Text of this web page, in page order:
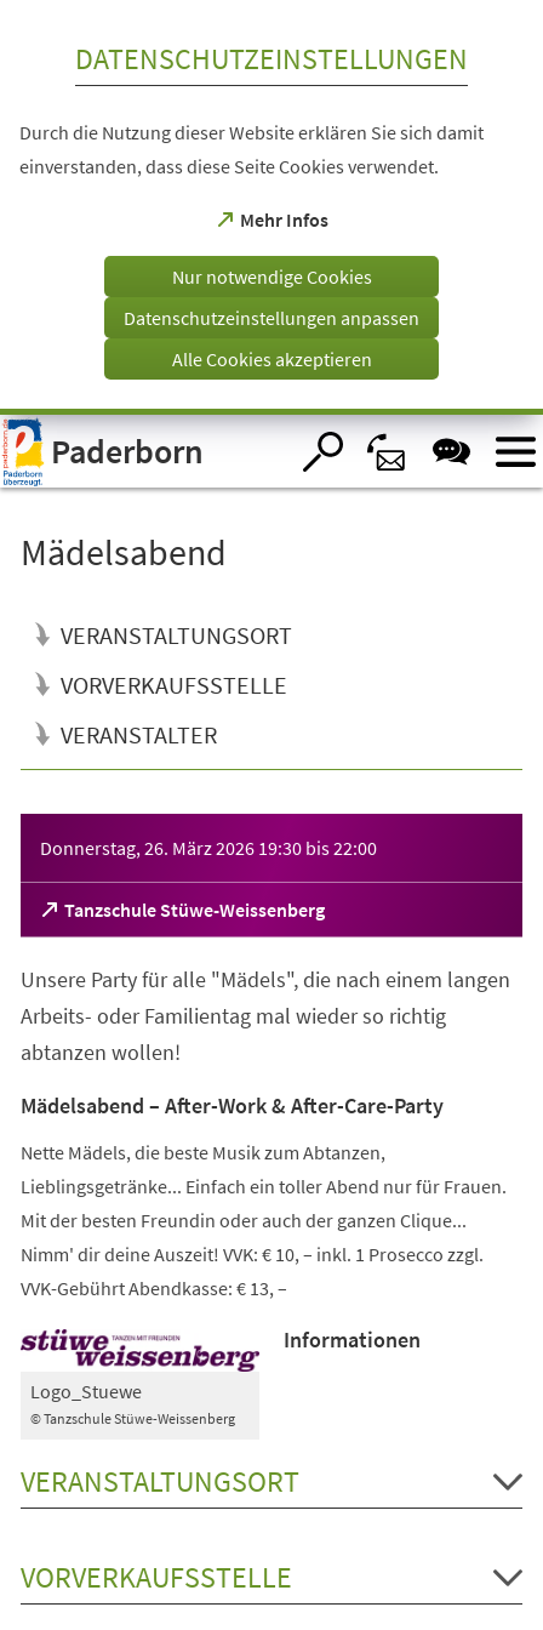
Visuelle
Assistenzsoftware
öffnen.
DATENSCHUTZEINSTELLUNGEN
Durch die Nutzung dieser Website erklären Sie sich damit
einverstanden, dass diese Seite Cookies verwendet.
Mehr Infos
(Öffnet
einem
Tab)
Nur notwendige Cookies
Datenschutzeinstellungen anpassen
Alle Cookies akzeptieren
Paderborn
Mädelsabend
VERANSTALTUNGSORT
VORVERKAUFSSTELLE
VERANSTALTER
Donnerstag, 26. März 2026 19:30 bis22:00
Tanzschule Stüwe-Weissenberg
(Öffnet
in
neuen
Tab)
Unsere Party für alle "Mädels", die nach einem langen
Arbeits- oder Familientag mal wieder so richtig
abtanzen wollen!
Mädelsabend – After-Work & After-Care-Party
Nette Mädels, die beste Musik zum Abtanzen,
Lieblingsgetränke... Einfach ein toller Abend nur für Frauen.
Mit der besten Freundin oder auch der ganzen Clique...
Nimm' dir deine Auszeit! VVK: € 10, – inkl. 1 Prosecco zzgl.
VVK-Gebührt Abendkasse: € 13, –
© Tanzschule Stüwe-Weissenberg
Logo_Stuewe
Informationen
VERANSTALTUNGSORT
VORVERKAUFSSTELLE